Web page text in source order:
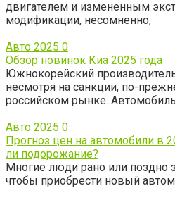
двигателем и измененным
модификации, несомненно,
Авто 2025 0
Обзор новинок Киа 2025 года
Южнокорейский
несмотря на санкции, по-
российском рынке. Автомобиль
Авто 2025 0
Прогноз цен на автомобили в
ли подорожание?
Многие люди рано или поздно
чтобы приобрести новый